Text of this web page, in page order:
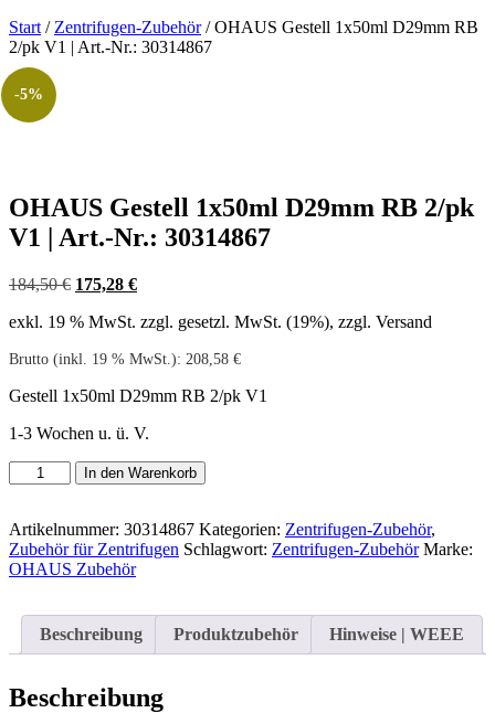
Start / Zentrifugen-Zubehör/ OHAUS Gestell 1x50ml D29mm RB
2/pk V1 | Art.-Nr.: 30314867
-5%
OHAUS Gestell 1x50ml D29mm RB 2/pk
V1 | Art.-Nr.: 30314867
184,50€ Ursprünglicher
war:
175,28 €Aktueller
ist:
exkl. 19 % MwSt. zzgl. gesetzl. MwSt. (19%), zzgl. Versand
Brutto (inkl. 19 % MwSt.): 208,58 €
Gestell 1x50ml D29mm RB 2/pk V1
1-3 Wochen u. ü. V.
OHAUS
Gestell
D29mm
RB
2/pk
Art.-
Nr.:
Menge
In den Warenkorb
Artikelnummer: 30314867 Kategorien: Zentrifugen-Zubehör,
Zubehör für Zentrifugen Schlagwort: Zentrifugen-Zubehör Marke:
OHAUS Zubehör
Beschreibung Produktzubehör Hinweise | WEEE
Beschreibung